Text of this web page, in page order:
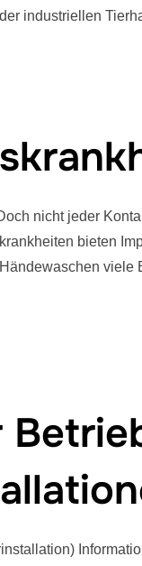
industriellen
nicht jeder
bieten
viele